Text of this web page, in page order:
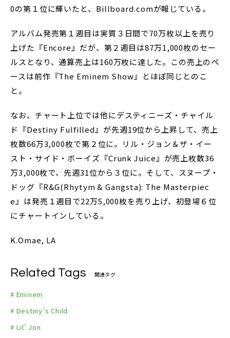
0の第１位に輝いたと、Billboard.comが報じている。
アルバム発売第１週目は実質３日間で70万枚以上を売り
上げた『Encore』だが、第２週目は87万1,000枚のセー
ルスとなり、通算売上は160万枚に達した。この売上のペ
ースは前作『The Eminem Show』とほぼ同じとのこ
と。
なお、チャート上位では他にデスティニーズ・チャイル
ド『Destiny Fulfilled』が先週19位から上昇して、売上
枚数66万3,000枚で第２位に。リル・ジョン＆ザ・イー
スト・サイド・ボーイズ『Crunk Juice』が売上枚数36
万3,000枚で、先週31位から３位に。そして、スヌープ・
ドッグ『R&G(Rhytym & Gangsta): The Masterpiec
e』は発売１週目で22万5,000枚を売り上げ、初登場６位
にチャートインしている。
K.Omae, LA
Related Tags 関連タグ
# Eminem
# Destiny’s Child
# Lil’ Jon